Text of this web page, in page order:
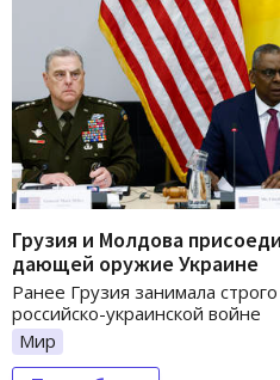
Грузия и Молдова
дающей оружие Украине
Ранее Грузия занимала
российско-украинской войне
Мир